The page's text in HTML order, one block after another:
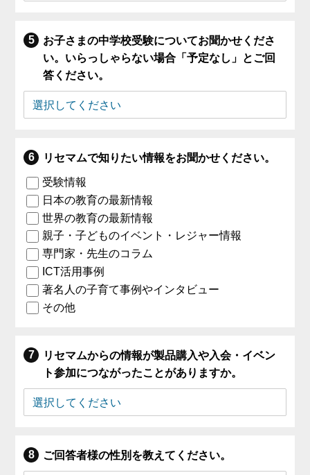
お子さまの中学校受験についてお聞かせくださ
い。いらっしゃらない場合「予定なし」とご回
答ください。
リセマムで知りたい情報をお聞かせください。
受験情報
日本の教育の最新情報
世界の教育の最新情報
親子・子どものイベント・レジャー情報
専門家・先生のコラム
ICT活用事例
著名人の子育て事例やインタビュー
その他
リセマムからの情報が製品購入や入会・イベン
ト参加につながったことがありますか。
ご回答者様の性別を教えてください。